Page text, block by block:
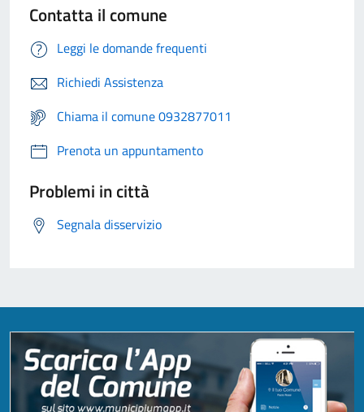
Contatta il comune
Leggi le domande frequenti
Richiedi Assistenza
Chiama il comune 0932877011
Prenota un appuntamento
Problemi in città
Segnala disservizio